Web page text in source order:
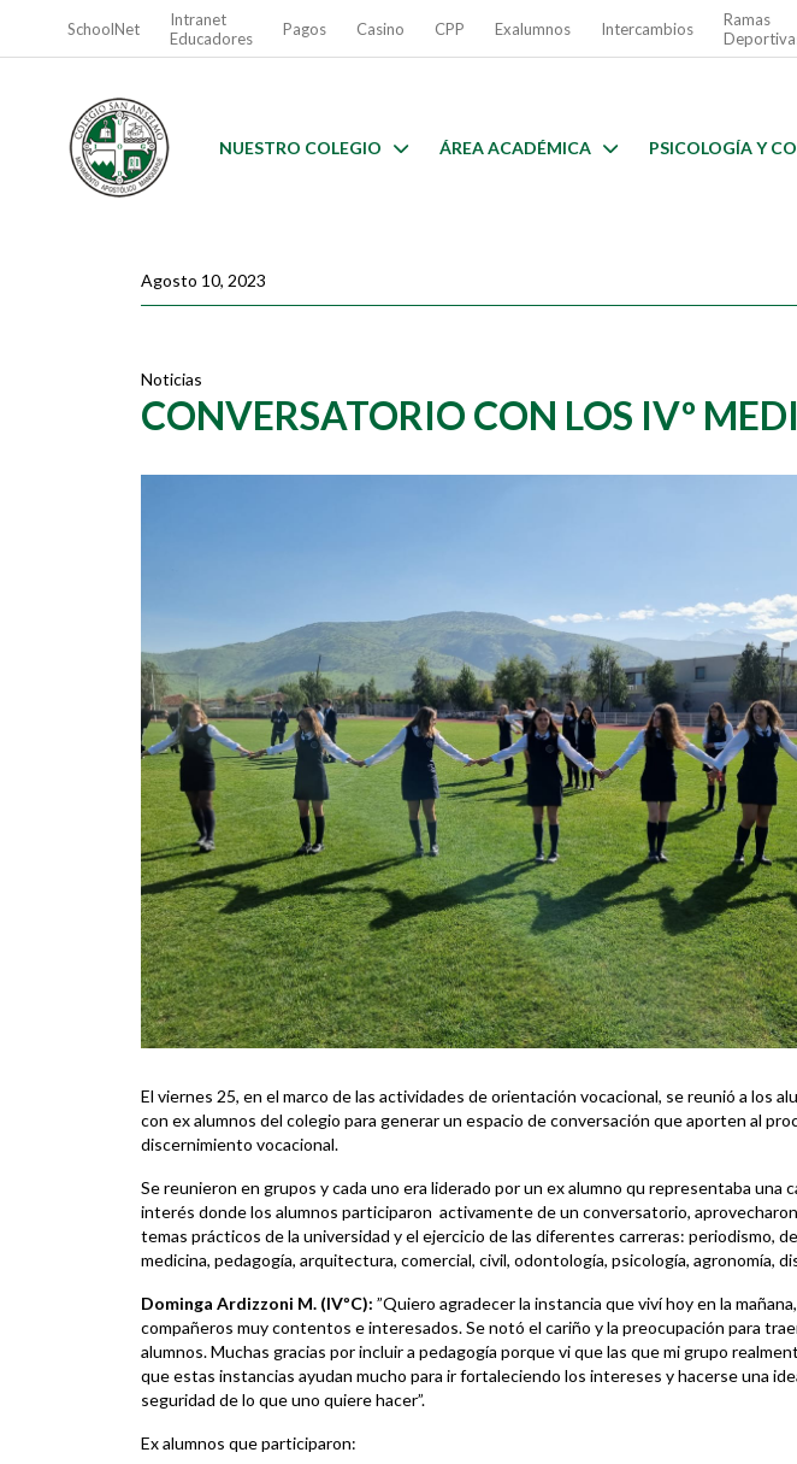
SchoolNet
Intranet
Educadores
Pagos Casino CPP Exalumnos Intercambios
Ramas
NUESTRO COLEGIO ÁREA ACADÉMICA PSICOLOGÍA Y
Agosto 10, 2023
Noticias
CONVERSATORIO CON LOS IVº
El viernes 25, en el marco de las actividades de orientación vocacional, se reunió a los
con ex alumnos del colegio para generar un espacio de conversación que aporten al
discernimiento vocacional.
Se reunieron en grupos y cada uno era liderado por un ex alumno qu representaba una
interés donde los alumnos participaron activamente de un conversatorio,
temas prácticos de la universidad y el ejercicio de las diferentes carreras: periodismo,
medicina, pedagogía, arquitectura, comercial, civil, odontología, psicología, agronomía,
Dominga Ardizzoni M. (IVºC): ”Quiero agradecer la instancia que viví hoy en la
compañeros muy contentos e interesados. Se notó el cariño y la preocupación para
alumnos. Muchas gracias por incluir a pedagogía porque vi que las que mi grupo
que estas instancias ayudan mucho para ir fortaleciendo los intereses y hacerse una
seguridad de lo que uno quiere hacer”.
Ex alumnos que participaron: